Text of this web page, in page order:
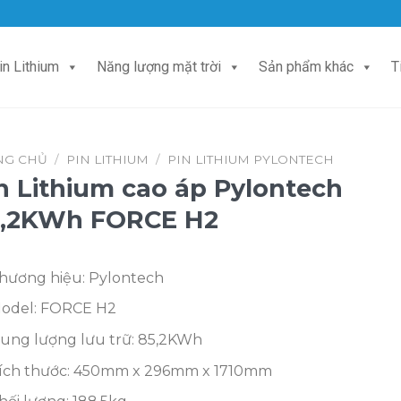
Lithium Năng lượng mặt trời Sản phẩm khác
CHỦ / PIN LITHIUM / PIN LITHIUM PYLONTECH
Lithium cao áp Pylontech
FORCE H2
hiệu: Pylontech
FORCE H2
lượng lưu trữ: 85,2KWh
thước: 450mm x 296mm x 1710mm